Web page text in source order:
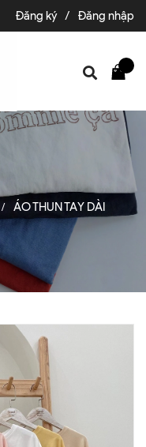
Đăng ký / Đăng nhập
/
ÁO THUN TAY DÀI